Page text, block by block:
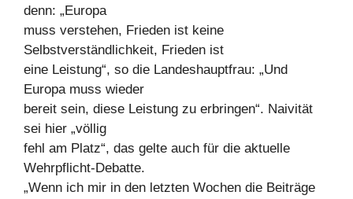
denn: „Europa
muss verstehen, Frieden ist keine
Selbstverständlichkeit, Frieden ist
eine Leistung“, so die Landeshauptfrau: „Und
Europa muss wieder
bereit sein, diese Leistung zu erbringen“. Naivität
sei hier „völlig
fehl am Platz“, das gelte auch für die aktuelle
Wehrpflicht-Debatte.
„Wenn ich mir in den letzten Wochen die Beiträge